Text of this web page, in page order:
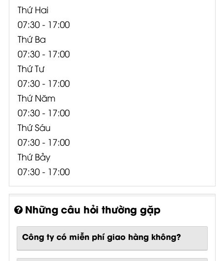
Thứ Hai
07:30 - 17:00
Thứ Ba
07:30 - 17:00
Thứ Tư
07:30 - 17:00
Thứ Năm
07:30 - 17:00
Thứ Sáu
07:30 - 17:00
Thứ Bảy
07:30 - 17:00
Những câu hỏi thường gặp
Công ty có miễn phí giao hàng không?